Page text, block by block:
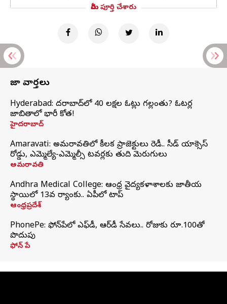
మీరు పూర్తి చేశారు
తాజా వార్తలు
Hyderabad: హైదరాబాద్‌లో 40 లక్షల ఓట్లు గల్లంతు? ఓటర్ల
జాబితాలో భారీ కోత!
హైదరాబాద్
Amaravati: అమరావతిలో కీలక ప్రాజెక్టులు రెడీ.. సీడ్‌ యాక్సెస్‌
రోడ్డు, ఎమ్మెల్యే-ఎమ్మెల్సీ టవర్లకు తుది మెరుగులు
అమరావతి
Andhra Medical College: ఆంధ్ర వైద్యకళాశాలకు జాతీయ
స్థాయిలో 13వ ర్యాంకు.. ఏపీలో టాప్
ఆంధ్రప్రదేశ్
PhonePe: ఫోన్‌పేలో ఎఫ్‌డీ, ఆర్‌డీ సేవలు.. రోజుకు రూ.100తో
పొదుపు
ఫోన్‌ పే